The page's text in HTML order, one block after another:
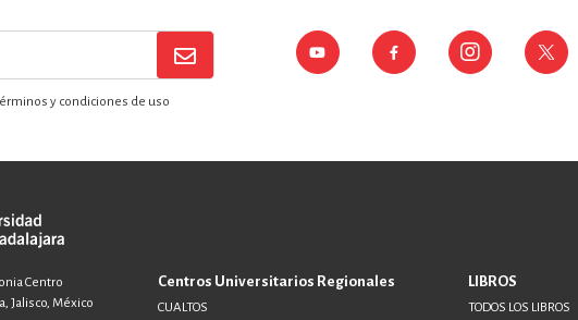
y condiciones de uso
Centro
Jalisco, México
Centros Universitarios Regionales
CUALTOS
LIBROS
TODOS LOS LIBROS